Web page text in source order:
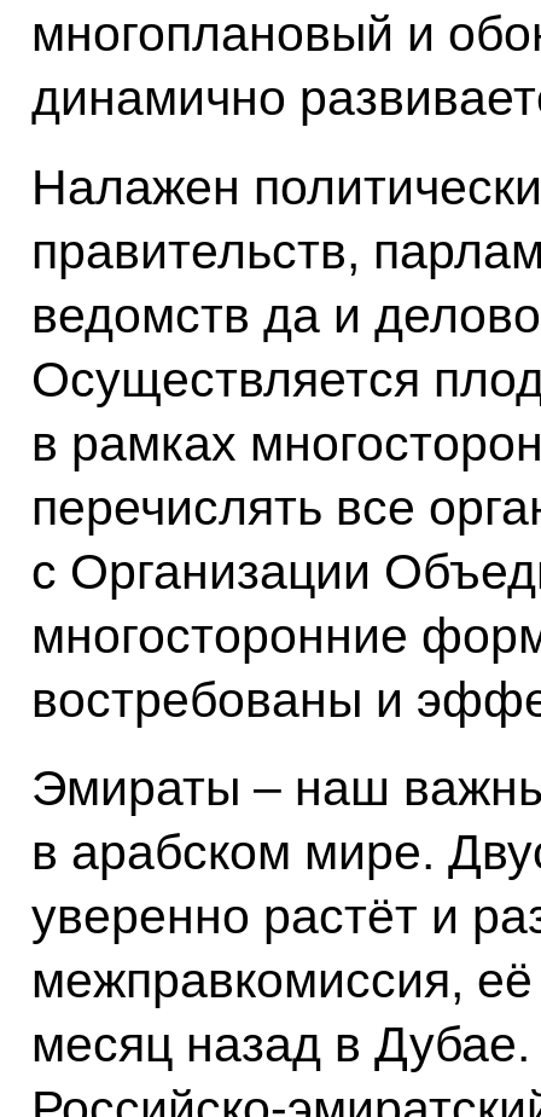
многоплановый и
динамично
Налажен
правительств,
ведомств да и
Осуществляется
в рамках
перечислять все
с Организации
многосторонние
востребованы и
Эмираты – наш
в арабском мире.
уверенно растёт и
межправкомиссия,
месяц назад в